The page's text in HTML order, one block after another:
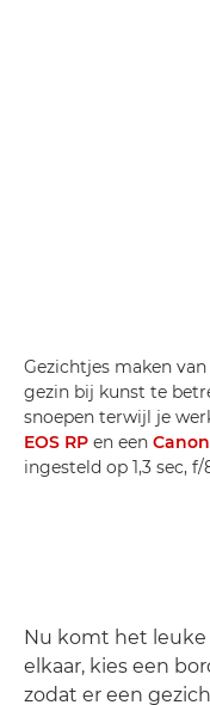
Gezichtjes maken
gezin bij kunst te
snoepen terwijl je
EOS RP en een Canon
ingesteld op 1,3 sec, f/
Nu komt het leuke
elkaar, kies een
zodat er een